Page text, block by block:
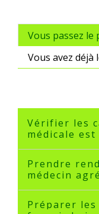
Vous passez le
Vous avez déjà
Vérifier les
médicale
Prendre
médecin
Préparer les